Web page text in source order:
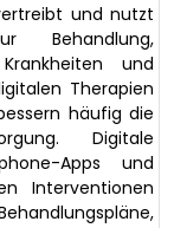
und nutzt
Behandlung,
und
Therapien
häufig die
Digitale
Apps und
Interventionen